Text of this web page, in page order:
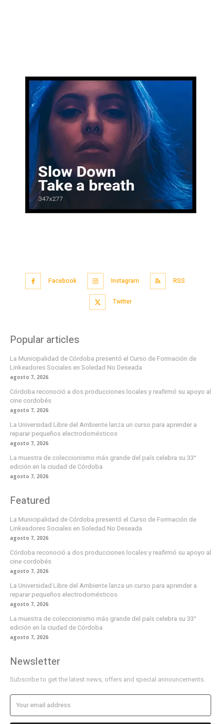
Facebook Instagram RSS
Twitter
Popular articles
La Municipalidad de Córdoba presentó el Curso de Formación de
Linkeadores Sociales en Soledad No Deseada
agosto 7, 2026
Córdoba reconoció a dos producciones locales y reafirmó su apoyo al
cine cordobés
agosto 7, 2026
La Universidad Libre del Ambiente lanza un curso para aprender a
reparar pequeños electrodomésticos
agosto 7, 2026
La muestra de coleccionismo más grande del país celebra su 33°
edición en la ciudad de Córdoba
agosto 7, 2026
Featured
La Municipalidad de Córdoba presentó el Curso de Formación de
Linkeadores Sociales en Soledad No Deseada
agosto 7, 2026
Córdoba reconoció a dos producciones locales y reafirmó su apoyo al
cine cordobés
agosto 7, 2026
La Universidad Libre del Ambiente lanza un curso para aprender a
reparar pequeños electrodomésticos
agosto 7, 2026
La muestra de coleccionismo más grande del país celebra su 33°
edición en la ciudad de Córdoba
agosto 7, 2026
Newsletter
Subscribe to get the latest news, offers and special announcements.